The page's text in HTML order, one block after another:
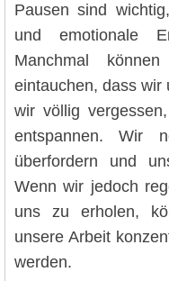
Pausen sind
und emotionale
Manchmal
eintauchen, dass wir
wir völlig
entspannen. Wir
überfordern und
Wenn wir jedoch
uns zu erholen,
unsere Arbeit
werden.